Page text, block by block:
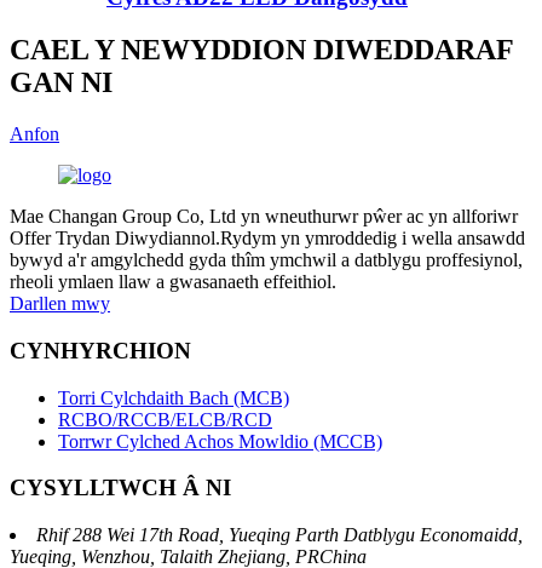
CAEL Y NEWYDDION DIWEDDARAF
GAN NI
Anfon
Mae Changan Group Co, Ltd yn wneuthurwr pŵer ac yn allforiwr
Offer Trydan Diwydiannol.Rydym yn ymroddedig i wella ansawdd
bywyd a'r amgylchedd gyda thîm ymchwil a datblygu proffesiynol,
rheoli ymlaen llaw a gwasanaeth effeithiol.
Darllen mwy
CYNHYRCHION
Torri Cylchdaith Bach (MCB)
RCBO/RCCB/ELCB/RCD
Torrwr Cylched Achos Mowldio (MCCB)
CYSYLLTWCH Â NI
Rhif 288 Wei 17th Road, Yueqing Parth Datblygu Economaidd,
Yueqing, Wenzhou, Talaith Zhejiang, PRChina